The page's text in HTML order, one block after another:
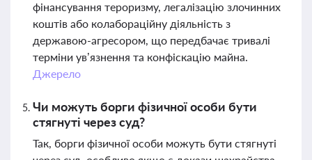
фінансування тероризму, легалізацію злочинних
коштів або колабораційну діяльність з
державою-агресором, що передбачає тривалі
терміни ув’язнення та конфіскацію майна.
Джерело
Чи можуть борги фізичної особи бути
стягнуті через суд?
Так, борги фізичної особи можуть бути стягнуті